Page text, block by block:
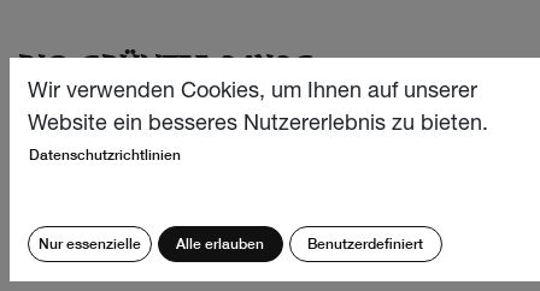
BIO GRÜNTEE 24X2G
Dieser erfrischende und belebende Bio Grüntee stammt
Genuss pur für GrünteeliebhaberInnen!
CHF12.40
Wir verwenden Cookies, um Ihnen auf unserer
Website ein besseres Nutzererlebnis zu bieten.
Datenschutzrichtlinien
Nur essenzielle Alle erlauben Benutzerdefiniert